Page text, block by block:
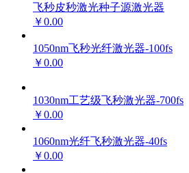
飞秒皮秒激光种子源激光器
￥0.00
1050nm飞秒光纤激光器-100fs
￥0.00
1030nm工艺级飞秒激光器-700fs
￥0.00
1060nm光纤飞秒激光器-40fs
￥0.00